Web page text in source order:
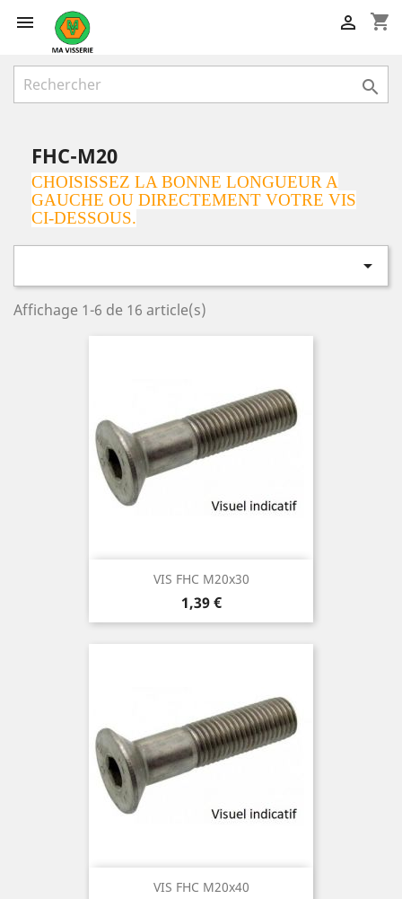
 shopping_cart


FHC-M20
CHOISISSEZ LA BONNE LONGUEUR A
GAUCHE OU DIRECTEMENT VOTRE VIS
CI-DESSOUS.

Affichage 1-6 de 16 article(s)
VIS FHC M20x30
Prix
1,39 €
VIS FHC M20x40